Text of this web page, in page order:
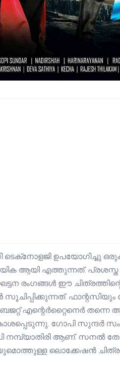
ടെക്‌നോളജി ഉപയോഗിച്ചു
ആയി എത്തുന്നത്. പ്രശസ്ത
രംഗങ്ങൾ ഈ
സൂചിപ്പിക്കുന്നത്.
എന്റെർറ്റൈനെർ
ഗോപി സുന്ദർ
നമ്പ്യാതിരി ആണ്. സനൽ
ലൊക്കേഷൻ